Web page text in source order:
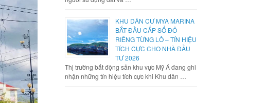
KHU DÂN CƯ MYA MARINA
BẮT ĐẦU CẤP SỔ ĐỎ
RIÊNG TỪNG LÔ – TÍN HIỆU
TÍCH CỰC CHO NHÀ ĐẦU
TƯ 2026
Thị trường bất động sản khu vực Mỹ Á đang ghi
nhận những tín hiệu tích cực khi Khu dân …